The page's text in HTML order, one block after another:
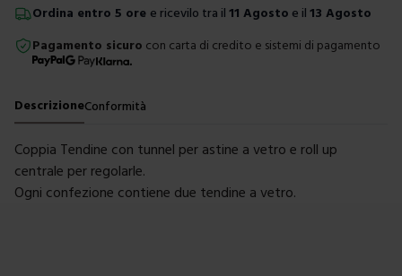
Ordina entro 5 ore e ricevilo tra il 11 Agosto e il 13 Agosto
Pagamento sicuro con carta di credito e sistemi di pagamento
DescrizioneConformità
Coppia Tendine con tunnel per astine a vetro e roll up
centrale per regolarle.
Ogni confezione contiene due tendine a vetro.